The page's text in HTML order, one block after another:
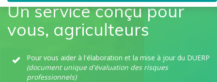
Un service conçu pour
vous, agriculteurs
Pour vous aider à l'élaboration et la mise à jour du DUERP
(document unique d'évaluation des risques
professionnels)